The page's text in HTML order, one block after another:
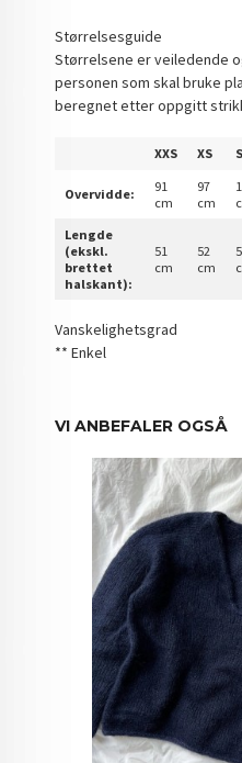
Størrelsesguide
Størrelsene er veiledende
personen som skal bruke
beregnet etter oppgitt
XXS XS S
Overvidde:
91
cm
97
cm
Lengde
(ekskl.
brettet
halskant):
51
cm
52
cm
Vanskelighetsgrad
** Enkel
VI ANBEFALER OGSÅ